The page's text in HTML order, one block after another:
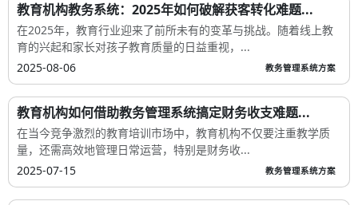
教育机构教务系统：2025年如何破解获客转化难题...
在2025年，教育行业迎来了前所未有的变革与挑战。随着线上教
育的兴起和家长对孩子教育质量的日益重视，...
2025-08-06
教务管理系统方案
教育机构如何借助教务管理系统搞定财务收支难题...
在当今竞争激烈的教育培训市场中，教育机构不仅要注重教学质
量，还需高效地管理日常运营，特别是财务收...
2025-07-15
教务管理系统方案